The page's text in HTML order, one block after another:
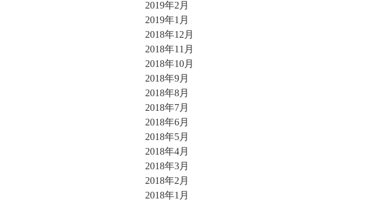
2019年2月
2019年1月
2018年12月
2018年11月
2018年10月
2018年9月
2018年8月
2018年7月
2018年6月
2018年5月
2018年4月
2018年3月
2018年2月
2018年1月